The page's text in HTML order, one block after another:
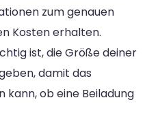
zum genauen
Kosten erhalten.
ist, die Größe deiner
damit das
ob eine Beiladung